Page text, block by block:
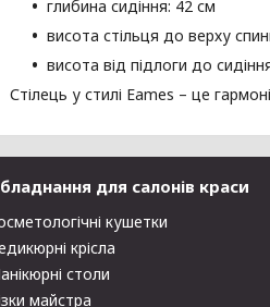
глибина сидіння: 42 см
висота стільця до верху
висота від підлоги до
Стілець у стилі Eames – це
для салонів краси
кушетки
крісла
столи
майстра